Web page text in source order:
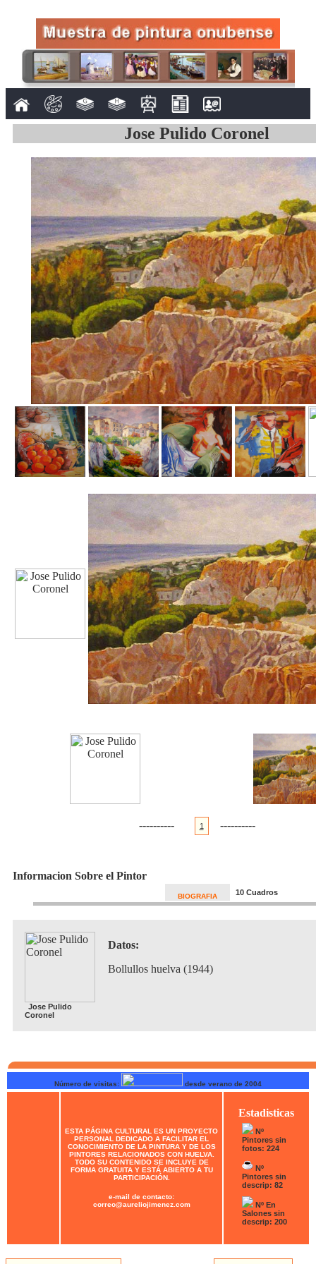
Jose Pulido Coronel
---------- 1 ----------
Informacion Sobre el Pintor
BIOGRAFIA 10 Cuadros
Jose Pulido
Coronel
Datos:
Bollullos huelva (1944)
Número de visitas: desde verano de 2004
ESTA PÁGINA CULTURAL ES UN PROYECTO
PERSONAL DEDICADO A FACILITAR EL
CONOCIMIENTO DE LA PINTURA Y DE LOS
PINTORES RELACIONADOS CON HUELVA.
TODO SU CONTENIDO SE INCLUYE DE
FORMA GRATUITA Y ESTÁ ABIERTO A TU
PARTICIPACIÓN.
e-mail de contacto:
correo@aureliojimenez.com
Estadisticas
Nº
Pintores sin
fotos: 224
Nº
Pintores sin
descrip: 82
Nº En
Salones sin
descrip: 200